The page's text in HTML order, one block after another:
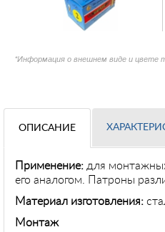
*Информация о внешнем виде и цвете
ОПИСАНИЕ
Применение: для
его аналогом. Патроны
Материал изготовления:
Монтаж